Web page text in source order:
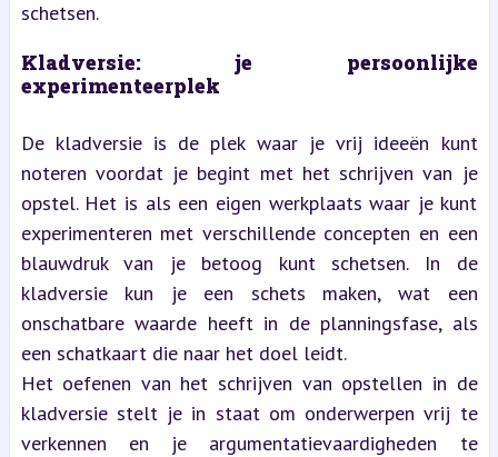
schetsen.
Kladversie: je persoonlijke
experimenteerplek
De kladversie is de plek waar je vrij ideeën kunt
noteren voordat je begint met het schrijven van je
opstel. Het is als een eigen werkplaats waar je kunt
experimenteren met verschillende concepten en een
blauwdruk van je betoog kunt schetsen. In de
kladversie kun je een schets maken, wat een
onschatbare waarde heeft in de planningsfase, als
een schatkaart die naar het doel leidt.
Het oefenen van het schrijven van opstellen in de
kladversie stelt je in staat om onderwerpen vrij te
verkennen en je argumentatievaardigheden te